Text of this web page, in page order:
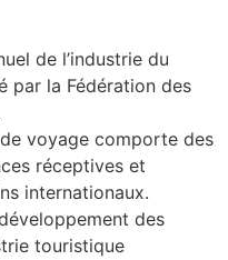
de l’industrie du
par la Fédération des
voyage comporte des
réceptives et
internationaux.
des
touristique